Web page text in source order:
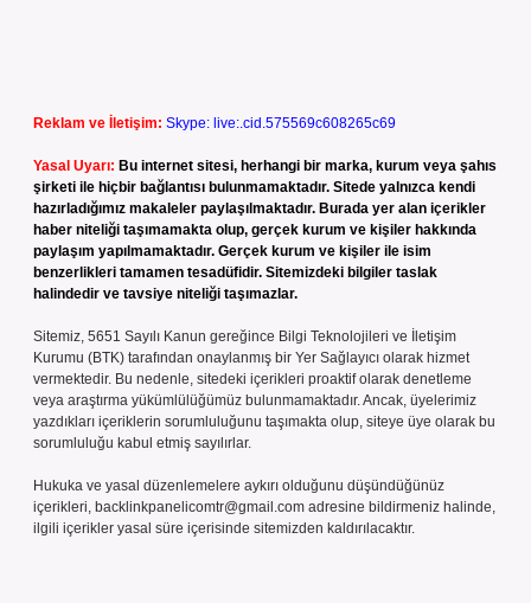
Reklam ve İletişim: Skype: live:.cid.575569c608265c69
Yasal Uyarı: Bu internet sitesi, herhangi bir marka, kurum veya şahıs
şirketi ile hiçbir bağlantısı bulunmamaktadır. Sitede yalnızca kendi
hazırladığımız makaleler paylaşılmaktadır. Burada yer alan içerikler
haber niteliği taşımamakta olup, gerçek kurum ve kişiler hakkında
paylaşım yapılmamaktadır. Gerçek kurum ve kişiler ile isim
benzerlikleri tamamen tesadüfidir. Sitemizdeki bilgiler taslak
halindedir ve tavsiye niteliği taşımazlar.
Sitemiz, 5651 Sayılı Kanun gereğince Bilgi Teknolojileri ve İletişim
Kurumu (BTK) tarafından onaylanmış bir Yer Sağlayıcı olarak hizmet
vermektedir. Bu nedenle, sitedeki içerikleri proaktif olarak denetleme
veya araştırma yükümlülüğümüz bulunmamaktadır. Ancak, üyelerimiz
yazdıkları içeriklerin sorumluluğunu taşımakta olup, siteye üye olarak bu
sorumluluğu kabul etmiş sayılırlar.
Hukuka ve yasal düzenlemelere aykırı olduğunu düşündüğünüz
içerikleri, backlinkpanelicomtr@gmail.com adresine bildirmeniz halinde,
ilgili içerikler yasal süre içerisinde sitemizden kaldırılacaktır.